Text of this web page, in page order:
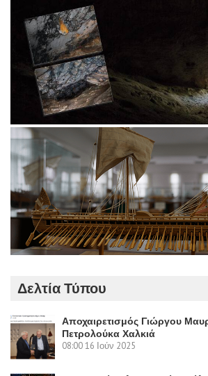
Δελτία Τύπου
Αποχαιρετισμός Γιώργου
Πετρολούκα Χαλκιά
08:0016 Ιούν 2025